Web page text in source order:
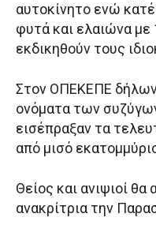
αυτοκίνητο ενώ
φυτά και ελαιώνα με
εκδικηθούν τους
Στον ΟΠΕΚΕΠΕ
ονόματα των
εισέπραξαν τα
από μισό
Θείος και ανιψιοί
ανακρίτρια την